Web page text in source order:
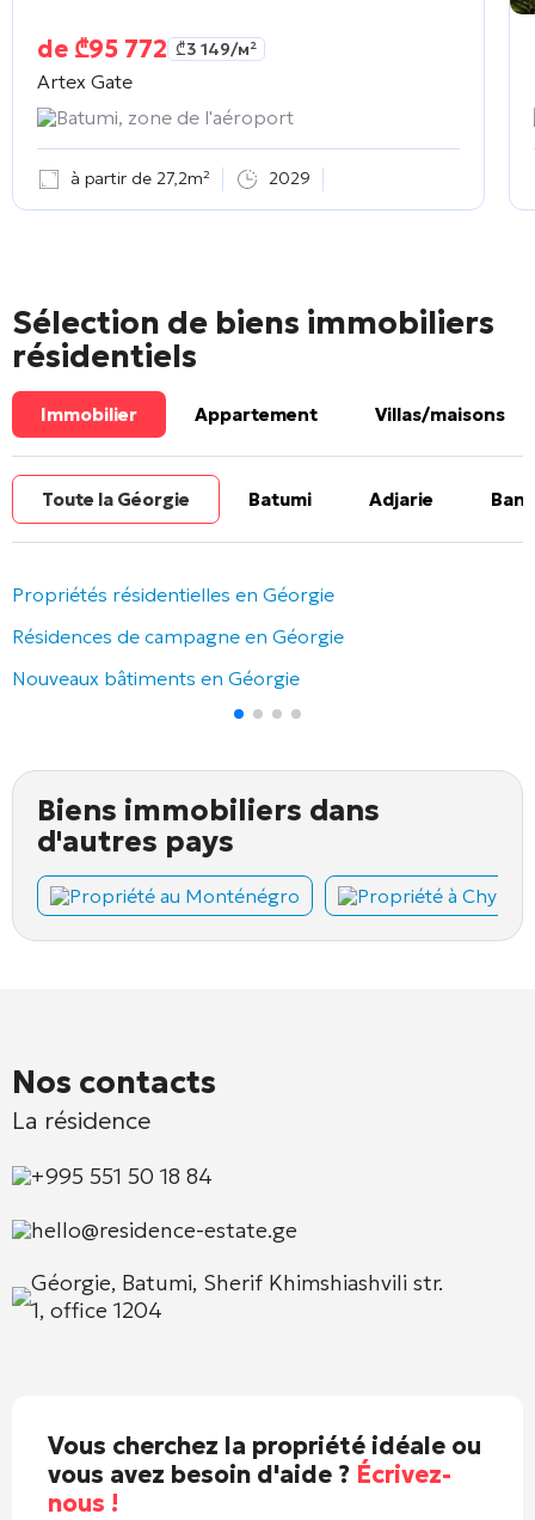
de ₾95 772 ₾3 149/м²
Artex Gate
Batumi, zone de l'aéroport
à partir de 27,2m² 2029
Sélection de biens immobiliers
résidentiels
Immobilier Appartement Villas/maisons
Toute la Géorgie Batumi Adjarie
Propriétés résidentielles en Géorgie
Résidences de campagne en Géorgie
Nouveaux bâtiments en Géorgie
Biens immobiliers dans
d'autres pays
Propriété au Monténégro Propriété à Chypre
Nos contacts
La résidence
+995 551 50 18 84
hello@residence-estate.ge
Géorgie, Batumi, Sherif Khimshiashvili str.
1, office 1204
Vous cherchez la propriété idéale ou
vous avez besoin d'aide ? Écrivez-
nous !